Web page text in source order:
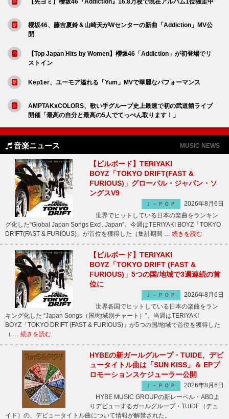
櫻坂46、藤吉夏鈴＆山崎天がWセンターの新曲「Addiction」MV公
開
【Top Japan Hits by Women】櫻坂46「Addiction」が初登場でリ
ストイン
Kep1er、ユーモア溢れる「Yum」MVで華麗なパフォーマンス
AMPTAKxCOLORS、歌い手グループ史上最速で初の武道館ライブ
開催「最高の自分と最高の5人でてっぺん取ります！」
音楽ニュース MUSIC NEWS
【ビルボード】TERIYAKI
BOYZ「TOKYO DRIFT(FAST &
FURIOUS)」グローバル・ジャパン・ソ
ングスV9
Ｊ－ＰＯＰ
2026年8月6日
世界でヒットしている日本の楽曲をランキン
グ化した“Global Japan Songs Excl. Japan”。今週はTERIYAKI BOYZ「TOKYO
DRIFT(FAST & FURIOUS)」が首位を獲得した（集計期間 … 続きを読む
【ビルボード】TERIYAKI
BOYZ「TOKYO DRIFT (FAST &
FURIOUS)」5つの国/地域で3週連続の首
位に
Ｊ－ＰＯＰ
2026年8月6日
世界各国でヒットしている日本の楽曲をラン
キング化した “Japan Songs（国/地域別チャート）”。当週はTERIYAKI
BOYZ「TOKYO DRIFT (FAST & FURIOUS)」が5つの国/地域で首位を獲得した
（ … 続きを読む
HYBEの新ガールグループ・TUIDE、デビ
ュータイトル曲は「SUN KISS」＆ EPプ
ロモーションスケジューラー公開
Ｊ－ＰＯＰ
2026年8月6日
HYBE MUSIC GROUPの新レーベル・ABDよ
りデビューするガールグループ・TUIDE（テュ
イド）の、デビュータイトル曲について情報が解禁された。